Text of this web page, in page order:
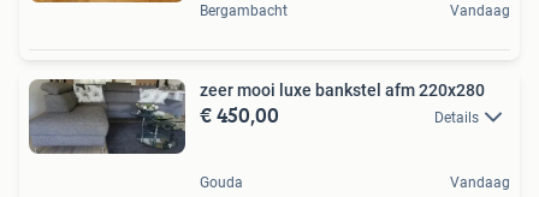
Bergambacht Vandaag
zeer mooi luxe bankstel afm 220x280
€ 450,00 Details
Gouda Vandaag